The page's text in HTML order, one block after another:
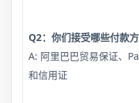
Q2：你们接受哪些付款方
A: 阿里巴巴贸易保证、
和信用证